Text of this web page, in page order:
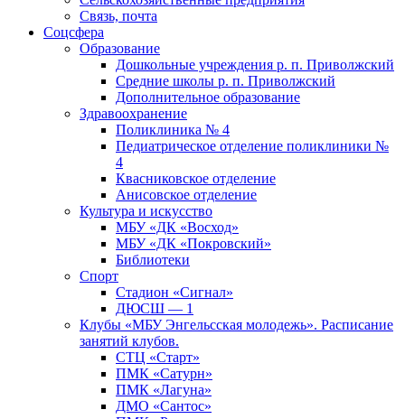
Связь, почта
Соцсфера
Образование
Дошкольные учреждения р. п. Приволжский
Средние школы р. п. Приволжский
Дополнительное образование
Здравоохранение
Поликлиника № 4
Педиатрическое отделение поликлиники №
4
Квасниковское отделение
Анисовское отделение
Культура и искусство
МБУ «ДК «Восход»
МБУ «ДК «Покровский»
Библиотеки
Спорт
Стадион «Сигнал»
ДЮСШ — 1
Клубы «МБУ Энгельсская молодежь». Расписание
занятий клубов.
СТЦ «Старт»
ПМК «Сатурн»
ПМК «Лагуна»
ДМО «Сантос»